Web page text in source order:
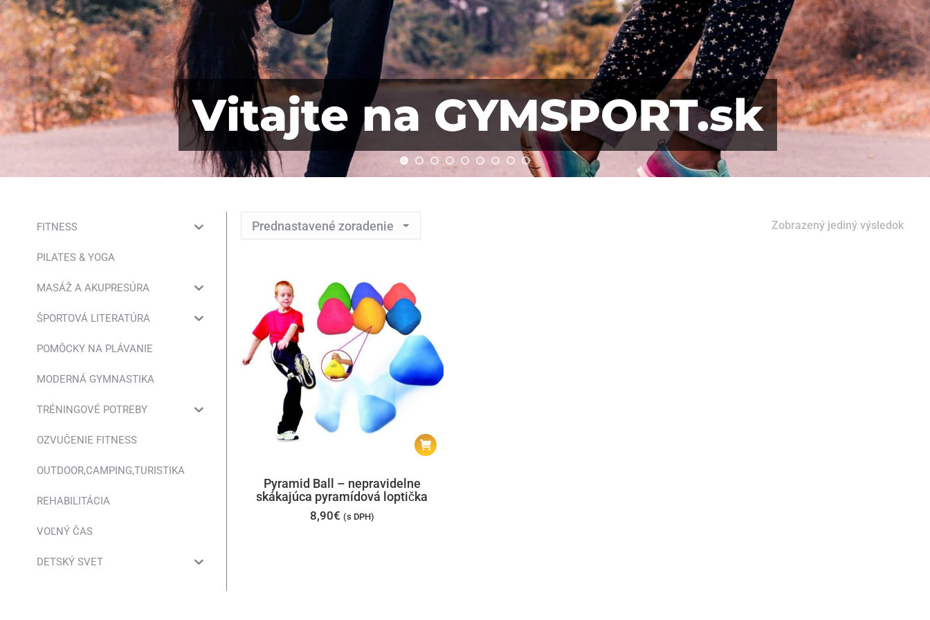
Vitajte na GYMSPORT.sk
Zobrazený jediný výsledok
Pyramid Ball – nepravidelne
skákajúca pyramídová loptička
8,90€ (s DPH)
FITNESS
PILATES & YOGA
MASÁŽ A AKUPRESÚRA
ŠPORTOVÁ LITERATÚRA
POMÔCKY NA PLÁVANIE
MODERNÁ GYMNASTIKA
TRÉNINGOVÉ POTREBY
OZVUČENIE FITNESS
OUTDOOR,CAMPING,TURISTIKA
REHABILITÁCIA
VOĽNÝ ČAS
DETSKÝ SVET